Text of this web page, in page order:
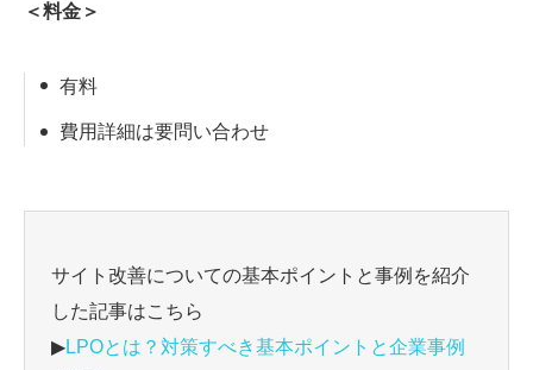
＜料金＞
有料
費用詳細は要問い合わせ
サイト改善についての基本ポイントと事例を紹介
した記事はこちら
▶LPOとは？対策すべき基本ポイントと企業事例